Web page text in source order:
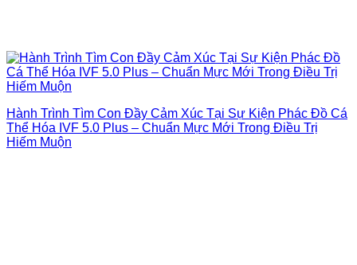
Hành Trình Tìm Con Đầy Cảm Xúc Tại Sự Kiện Phác Đồ Cá
Thể Hóa IVF 5.0 Plus – Chuẩn Mực Mới Trong Điều Trị
Hiếm Muộn